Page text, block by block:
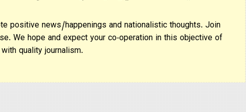
positive news/happenings and nationalistic thoughts. Join
We hope and expect your co-operation in this objective of
quality journalism.